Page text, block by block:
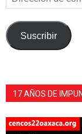
de
correo
electrónico
Suscribir
17 AÑOS DE